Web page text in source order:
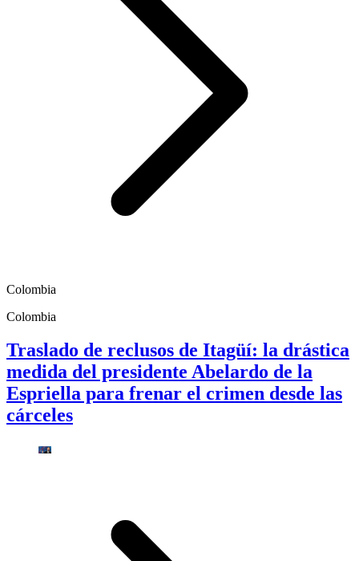
Colombia
Colombia
Traslado de reclusos de Itagüí: la drástica
medida del presidente Abelardo de la
Espriella para frenar el crimen desde las
cárceles